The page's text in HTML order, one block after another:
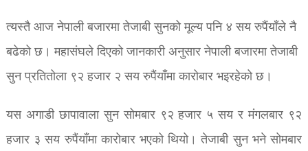
त्यस्तै आज नेपाली बजारमा तेजाबी सुनको मूल्य पनि ४ सय रुपैंयाँले नै
बढेको छ। महासंघले दिएको जानकारी अनुसार नेपाली बजारमा तेजाबी
सुन प्रतितोला ९२ हजार २ सय रुपैंयाँमा कारोबार भइरहेको छ।
यस अगाडी छापावाला सुन सोमबार ९२ हजार ५ सय र मंगलबार ९२
हजार ३ सय रुपैंयाँमा कारोबार भएको थियो। तेजाबी सुन भने सोमबार